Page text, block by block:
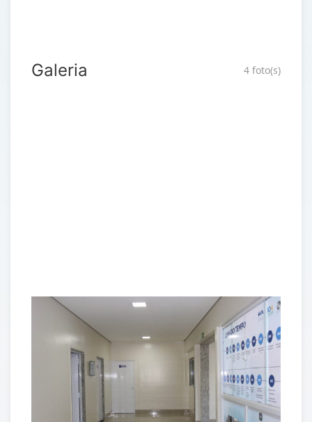
Galeria 4 foto(s)